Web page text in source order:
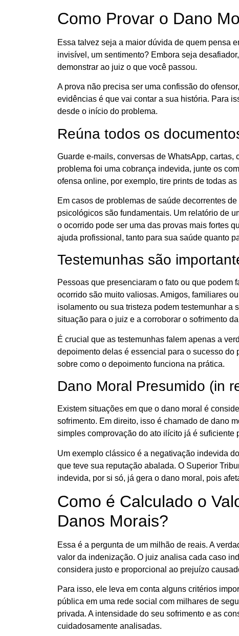
Como Provar o Dano
Essa talvez seja a maior dúvida de quem pensa
invisível, um sentimento? Embora seja
demonstrar ao juiz o que você passou.
A prova não precisa ser uma confissão do
evidências é que vai contar a sua história. Para
desde o início do problema.
Reúna todos os
Guarde e-mails, conversas de WhatsApp,
problema foi uma cobrança indevida, junte os
ofensa online, por exemplo, tire prints de todas
Em casos de problemas de saúde decorrentes
psicológicos são fundamentais. Um relatório de
o ocorrido pode ser uma das provas mais fortes
ajuda profissional, tanto para sua saúde quanto
Testemunhas são
Pessoas que presenciaram o fato ou que podem
ocorrido são muito valiosas. Amigos, familiares
isolamento ou sua tristeza podem testemunhar a
situação para o juiz e a corroborar o sofrimento
É crucial que as testemunhas falem apenas a
depoimento delas é essencial para o sucesso
sobre como o depoimento funciona na prática.
Dano Moral Presumido (in
Existem situações em que o dano moral é
sofrimento. Em direito, isso é chamado de dano
simples comprovação do ato ilícito já é
Um exemplo clássico é a negativação indevida
que teve sua reputação abalada. O Superior
indevida, por si só, já gera o dano moral, pois
Como é Calculado o
Danos Morais?
Essa é a pergunta de um milhão de reais. A
valor da indenização. O juiz analisa cada caso
considera justo e proporcional ao prejuízo
Para isso, ele leva em conta alguns critérios
pública em uma rede social com milhares de
privada. A intensidade do seu sofrimento e as
cuidadosamente analisadas.